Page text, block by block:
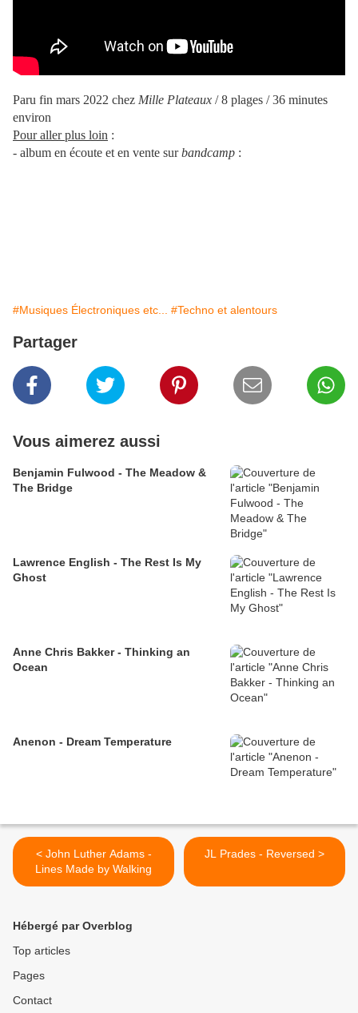
Paru fin mars 2022 chez Mille Plateaux / 8 plages / 36 minutes
environ
Pour aller plus loin :
- album en écoute et en vente surbandcamp :
#Musiques Électroniques etc... #Techno et alentours
Partager
Vous aimerez aussi
Benjamin Fulwood - The Meadow &
The Bridge
Lawrence English - The Rest Is My
Ghost
Anne Chris Bakker - Thinking an
Ocean
Anenon - Dream Temperature
< John Luther Adams -
Lines Made by Walking
JL Prades - Reversed >
Hébergé par Overblog
Top articles
Pages
Contact